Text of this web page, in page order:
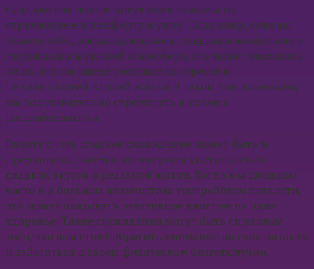
Сладкие сны также могут быть связаны со
стремлением к комфорту и уюту. Например, если вы
видите себя, наслаждающимся сладкими конфетами и
пирожными в уютной атмосфере, это может указывать
на то, что вы ищете убежище от стресса и
неприятностей в своей жизни. В таком сне, возможно,
вы подсознательно стремитесь к покое и
расслабленности.
Вместе с тем, сладкое сновидение может быть и
предупреждением о чрезмерном употреблении
сладких вкусов в реальной жизни. Когда мы слишком
часто и в больших количествах употребляем сладости,
это может оказывать негативное влияние на наше
здоровье. Такие сновидения могут быть символом
того, что вам стоит обратить внимание на свое питание
и заботиться о своем физическом благополучии.